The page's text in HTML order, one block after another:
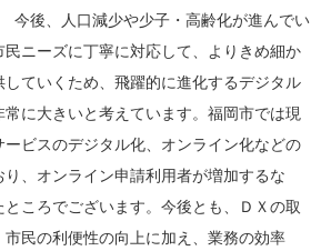
今後、人口減少や少子・高齢化が進んでい
民ニーズに丁寧に対応して、よりきめ細か
していくため、飛躍的に進化するデジタル
に大きいと考えています。福岡市では現
ビスのデジタル化、オンライン化などの
り、オンライン申請利用者が増加するな
ところでございます。今後とも、ＤＸの取
民の利便性の向上に加え、業務の効率